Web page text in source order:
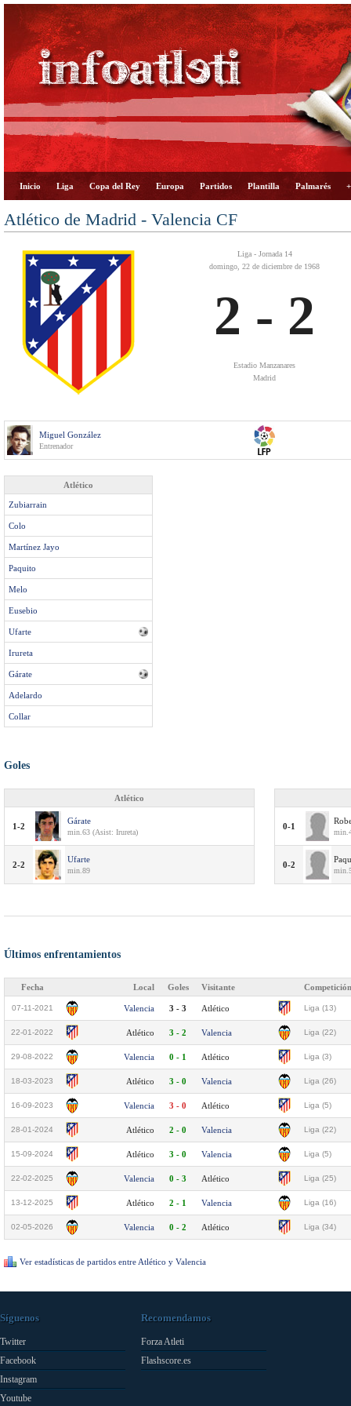
Inicio Liga Copa del Rey Europa Partidos Plantilla Palmarés
Atlético de Madrid - Valencia CF
Liga - Jornada 14
domingo, 22 de diciembre de 1968
2 - 2
Estadio Manzanares
Madrid
Miguel González
Entrenador
Atlético
Zubiarrain
Colo
Martínez Jayo
Paquito
Melo
Eusebio
Ufarte
Irureta
Gárate
Adelardo
Collar
Goles
Atlético
1-2
Gárate
min.63 (Asist: Irureta)
2-2
Ufarte
min.89
0-1
0-2
Últimos enfrentamientos
Fecha Local Goles Visitante Competición
07-11-2021 Valencia 3 - 3 Atlético Liga (13)
22-01-2022 Atlético 3 - 2 Valencia Liga (22)
29-08-2022 Valencia 0 - 1 Atlético Liga (3)
18-03-2023 Atlético 3 - 0 Valencia Liga (26)
16-09-2023 Valencia 3 - 0 Atlético Liga (5)
28-01-2024 Atlético 2 - 0 Valencia Liga (22)
15-09-2024 Atlético 3 - 0 Valencia Liga (5)
22-02-2025 Valencia 0 - 3 Atlético Liga (25)
13-12-2025 Atlético 2 - 1 Valencia Liga (16)
02-05-2026 Valencia 0 - 2 Atlético Liga (34)
Ver estadísticas de partidos entre Atlético y Valencia
Síguenos
Twitter
Facebook
Instagram
Youtube
Recomendamos
Forza Atleti
Flashscore.es